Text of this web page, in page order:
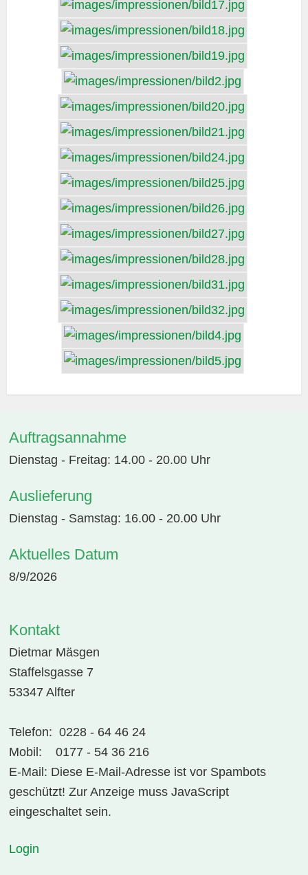
Auftragsannahme
Dienstag - Freitag: 14.00 - 20.00 Uhr
Auslieferung
Dienstag - Samstag: 16.00 - 20.00 Uhr
Aktuelles Datum
8/9/2026
Kontakt
Dietmar Mäsgen
Staffelsgasse 7
53347 Alfter
Telefon: 0228 - 64 46 24
Mobil: 0177 - 54 36 216
E-Mail: Diese E-Mail-Adresse ist vor Spambots
geschützt! Zur Anzeige muss JavaScript
eingeschaltet sein.
Login